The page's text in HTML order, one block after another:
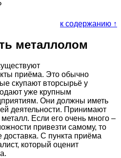
к содержанию ↑
металлолом
приёма. Это обычно
скупают вторсырьё у
уже крупным
Они должны иметь
деятельности. Принимают
Если его очень много –
привезти самому, то
доставка. С пункта приёма
который оценит